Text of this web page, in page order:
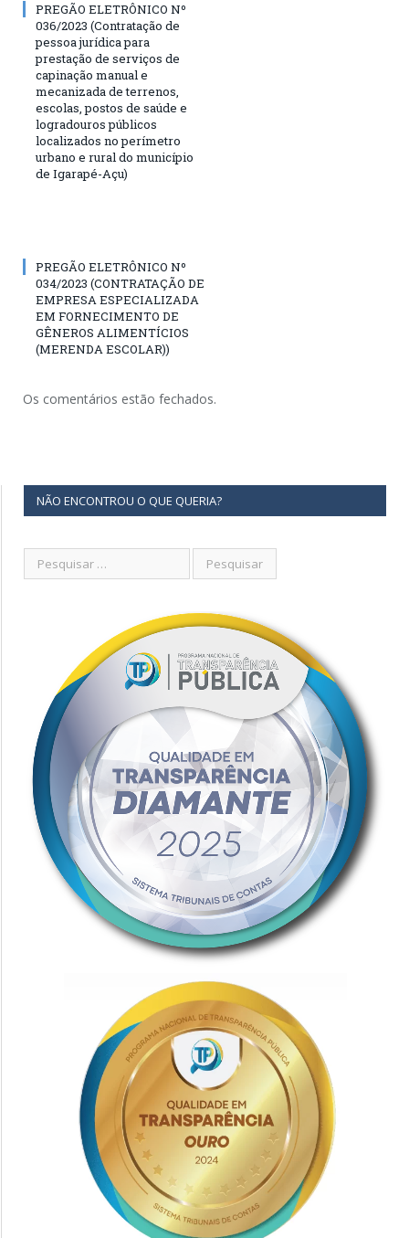
PREGÃO ELETRÔNICO Nº
036/2023 (Contratação de
pessoa jurídica para
prestação de serviços de
capinação manual e
mecanizada de terrenos,
escolas, postos de saúde e
logradouros públicos
localizados no perímetro
urbano e rural do município
de Igarapé-Açu)
PREGÃO ELETRÔNICO Nº
034/2023 (CONTRATAÇÃO DE
EMPRESA ESPECIALIZADA
EM FORNECIMENTO DE
GÊNEROS ALIMENTÍCIOS
(MERENDA ESCOLAR))
Os comentários estão fechados.
NÃO ENCONTROU O QUE QUERIA?